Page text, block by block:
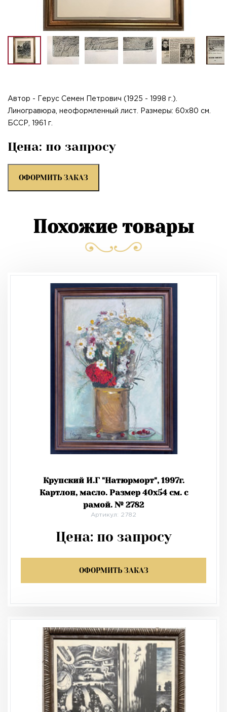
Автор - Герус Семен Петрович (1925 - 1998 г.).
Линогравюра, неоформленный лист. Размеры: 60х80 см.
БССР, 1961 г.
Цена: по запросу
ОФОРМИТЬ ЗАКАЗ
Похожие товары
Крупский И.Г "Натюрморт", 1997г.
Картлон, масло. Размер 40х54 см. с
рамой. № 2782
Артикул: 2782
Цена: по запросу
ОФОРМИТЬ ЗАКАЗ